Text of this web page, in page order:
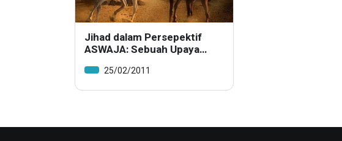
Jihad dalam Persepektif
ASWAJA: Sebuah Upaya
25/02/2011